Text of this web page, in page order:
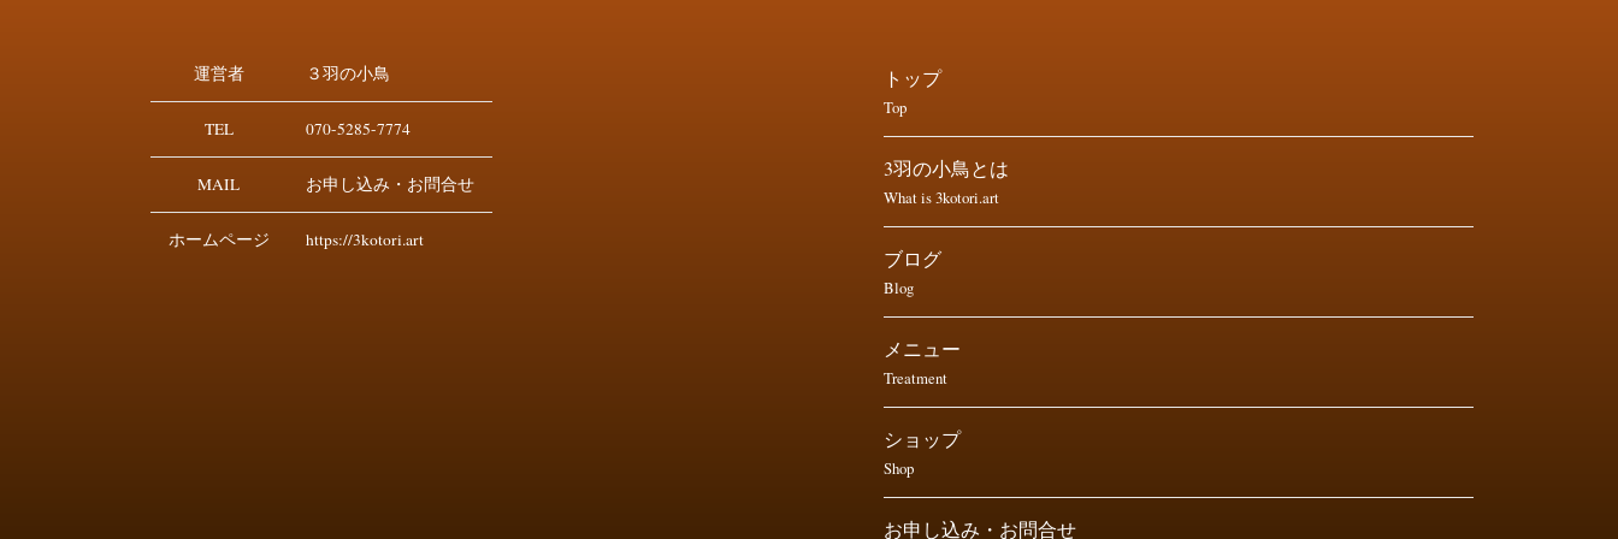
運営者 ３羽の小鳥
TEL 070-5285-7774
MAIL お申し込み・お問合せ
ホームページ https://3kotori.art
トップ
Top
3羽の小鳥とは
What is 3kotori.art
ブログ
Blog
メニュー
Treatment
ショップ
Shop
お申し込み・お問合せ